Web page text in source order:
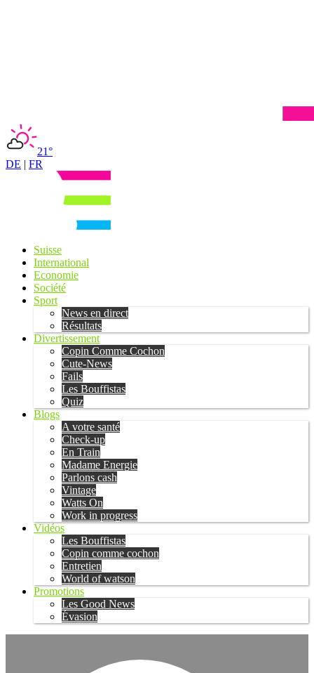
21°
DE | FR
Suisse
International
Economie
Société
Sport
News en direct
Résultats
Divertissement
Copin Comme Cochon
Cute-News
Fails
Les Bouffistas
Quiz
Blogs
A votre santé
Check-up
En Train
Madame Energie
Parlons cash
Vintage
Watts On
Work in progress
Vidéos
Les Bouffistas
Copin comme cochon
Entretien
World of watson
Promotions
Les Good News
Évasion